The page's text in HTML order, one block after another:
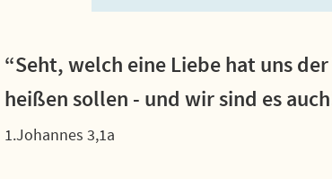
“Seht, welch eine Liebe hat uns
heißen sollen - und wir sind es
1.Johannes 3,1a